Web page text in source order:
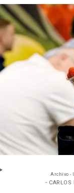
Archivo -
- CARLOS